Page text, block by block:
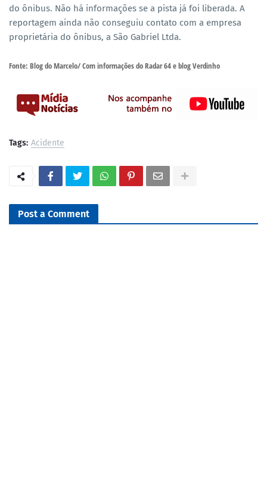
do ônibus. Não há informações se a pista já foi liberada. A
reportagem ainda não conseguiu contato com a empresa
proprietária do ônibus, a São Gabriel Ltda.
Fonte: Blog do Marcelo/ Com informações do Radar 64 e blog Verdinho
Tags: Acidente
Post a Comment